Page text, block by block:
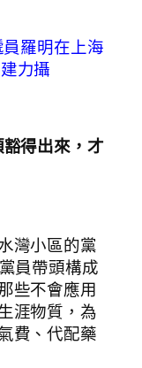
羅明在上海
力攝
得出來，才
灣小區的黨
員帶頭構成
些不會應用
涯物質，為
費、代配藥